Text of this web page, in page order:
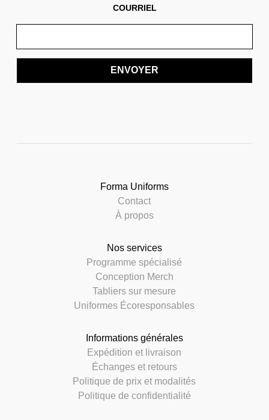
COURRIEL
ENVOYER
Forma Uniforms
Contact
À propos
Nos services
Programme spécialisé
Conception Merch
Tabliers sur mesure
Uniformes Écoresponsables
Informations générales
Expédition et livraison
Échanges et retours
Politique de prix et modalités
Politique de confidentialité